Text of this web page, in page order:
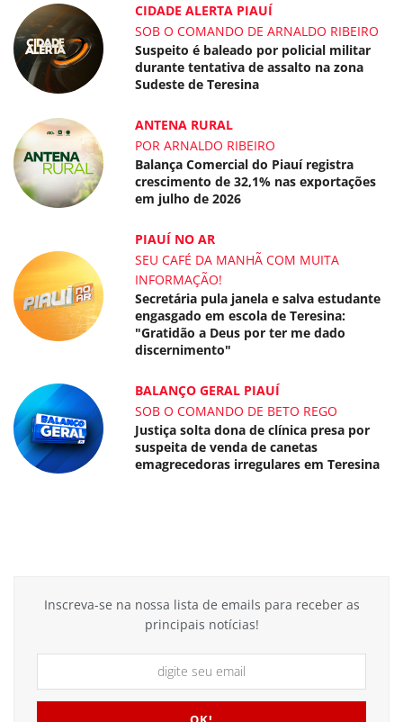
CIDADE ALERTA PIAUÍ
SOB O COMANDO DE ARNALDO RIBEIRO
Suspeito é baleado por policial militar
durante tentativa de assalto na zona
Sudeste de Teresina
ANTENA RURAL
POR ARNALDO RIBEIRO
Balança Comercial do Piauí registra
crescimento de 32,1% nas exportações
em julho de 2026
PIAUÍ NO AR
SEU CAFÉ DA MANHÃ COM MUITA
INFORMAÇÃO!
Secretária pula janela e salva estudante
engasgado em escola de Teresina:
"Gratidão a Deus por ter me dado
discernimento"
BALANÇO GERAL PIAUÍ
SOB O COMANDO DE BETO REGO
Justiça solta dona de clínica presa por
suspeita de venda de canetas
emagrecedoras irregulares em Teresina
Inscreva-se na nossa lista de emails para receber as
principais notícias!